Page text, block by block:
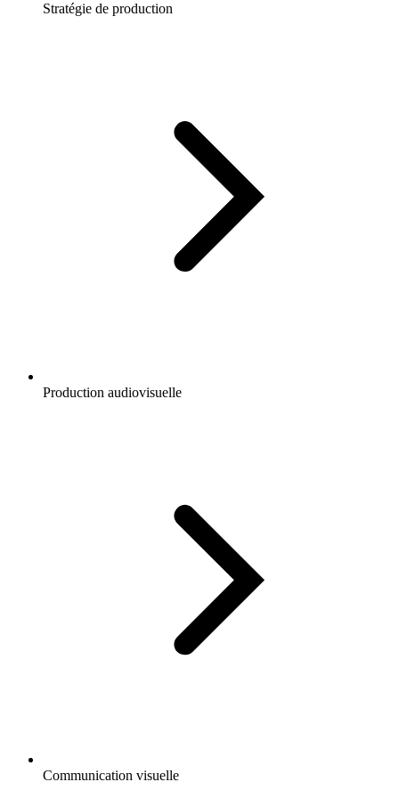
Stratégie de production
Production audiovisuelle
Communication visuelle